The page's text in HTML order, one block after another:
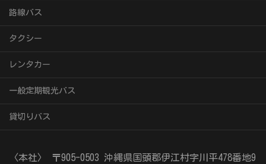
路線バス
タクシー
レンタカー
一般定期観光バス
貸切りバス
〈本社〉 〒905-0503 沖縄県国頭郡伊江村字川平478番地9